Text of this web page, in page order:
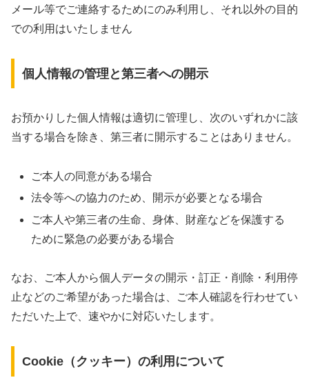
メール等でご連絡するためにのみ利用し、それ以外の目的
での利用はいたしません
個人情報の管理と第三者への開示
お預かりした個人情報は適切に管理し、次のいずれかに該
当する場合を除き、第三者に開示することはありません。
ご本人の同意がある場合
法令等への協力のため、開示が必要となる場合
ご本人や第三者の生命、身体、財産などを保護する
ために緊急の必要がある場合
なお、ご本人から個人データの開示・訂正・削除・利用停
止などのご希望があった場合は、ご本人確認を行わせてい
ただいた上で、速やかに対応いたします。
Cookie（クッキー）の利用について